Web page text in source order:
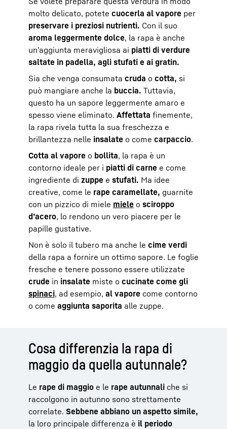
molto delicato, potete cuocerla al vapore per
preservare i preziosi nutrienti. Con il suo
aroma leggermente dolce, la rapa è anche
un’aggiunta meravigliosa ai piatti di verdure
saltate in padella, agli stufati e ai gratin.
Sia che venga consumata cruda o cotta, si
può mangiare anche la buccia. Tuttavia,
questo ha un sapore leggermente amaro e
spesso viene eliminato. Affettata finemente,
la rapa rivela tutta la sua freschezza e
brillantezza nelle insalate o come carpaccio.
Cotta al vapore o bollita, la rapa è un
contorno ideale per i piatti di carne e come
ingrediente di zuppe e stufati. Ma idee
creative, come le rape caramellate, guarnite
con un pizzico di miele miele o sciroppo
d’acero, lo rendono un vero piacere per le
papille gustative.
Non è solo il tubero ma anche le cime verdi
della rapa a fornire un ottimo sapore. Le foglie
fresche e tenere possono essere utilizzate
crude in insalate miste o cucinate come gli
spinaci, ad esempio, al vapore come contorno
o come aggiunta saporita alle zuppe.
Cosa differenzia la rapa di
maggio da quella autunnale?
Le rape di maggio e le rape autunnali che si
raccolgono in autunno sono strettamente
correlate. Sebbene abbiano un aspetto simile,
la loro principale differenza è il periodo